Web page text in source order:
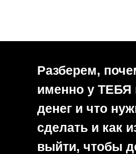
Разберем,
именно у ТЕБЯ
денег и что
сделать и как
выйти, чтобы